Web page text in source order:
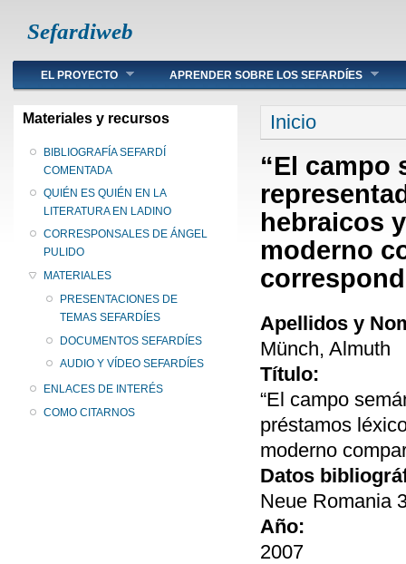
Sefardiweb
Main menu
EL PROYECTO APRENDER SOBRE LOS SEFARDÍES
Materiales y recursos
BIBLIOGRAFÍA SEFARDÍ
COMENTADA
QUIÉN ES QUIÉN EN LA
LITERATURA EN LADINO
CORRESPONSALES DE ÁNGEL
PULIDO
MATERIALES
PRESENTACIONES DE
TEMAS SEFARDÍES
DOCUMENTOS SEFARDÍES
AUDIO Y VÍDEO SEFARDÍES
ENLACES DE INTERÉS
COMO CITARNOS
Se encuentra
Inicio
“El campo
hebraicos
moderno
Apellidos y
Münch, Almuth
Título:
“El campo
préstamos
moderno
Datos
Neue Romania
Año:
2007